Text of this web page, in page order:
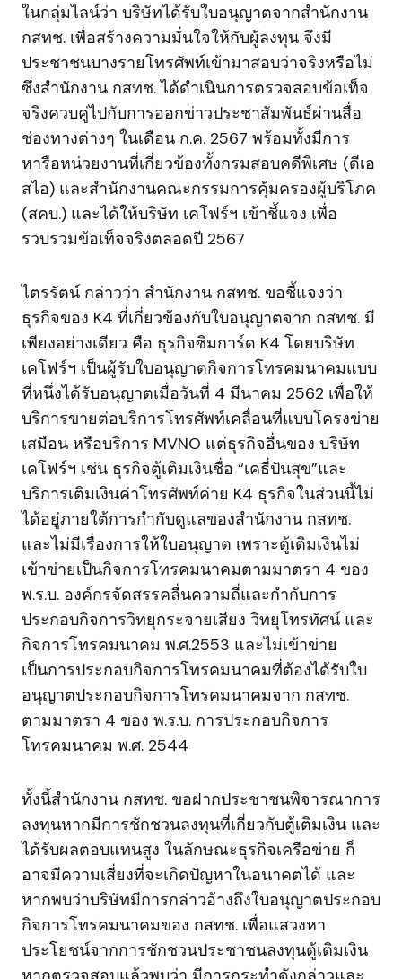
ในกลุ่มไลน์ว่า บริษัทได้รับใบอนุญาตจากสำนักงาน
กสทช. เพื่อสร้างความมั่นใจให้กับผู้ลงทุน จึงมี
ประชาชนบางรายโทรศัพท์เข้ามาสอบว่าจริงหรือไม่
ซึ่งสำนักงาน กสทช. ได้ดำเนินการตรวจสอบข้อเท็จ
จริงควบคู่ไปกับการออกข่าวประชาสัมพันธ์ผ่านสื่อ
ช่องทางต่างๆ ในเดือน ก.ค. 2567 พร้อมทั้งมีการ
หารือหน่วยงานที่เกี่ยวข้องทั้งกรมสอบคดีพิเศษ (ดีเอ
สไอ) และสำนักงานคณะกรรมการคุ้มครองผู้บริโภค
(สคบ.) และได้ให้บริษัท เคโฟร์ฯ เข้าชี้แจง เพื่อ
รวบรวมข้อเท็จจริงตลอดปี 2567
ไตรรัตน์ กล่าวว่า สำนักงาน กสทช. ขอชี้แจงว่า
ธุรกิจของ K4 ที่เกี่ยวข้องกับใบอนุญาตจาก กสทช. มี
เพียงอย่างเดียว คือ ธุรกิจซิมการ์ด K4 โดยบริษัท
เคโฟร์ฯ เป็นผู้รับใบอนุญาตกิจการโทรคมนาคมแบบ
ที่หนึ่งได้รับอนุญาตเมื่อวันที่ 4 มีนาคม 2562 เพื่อให้
บริการขายต่อบริการโทรศัพท์เคลื่อนที่แบบโครงข่าย
เสมือน หรือบริการ MVNO แต่ธุรกิจอื่นของ บริษัท
เคโฟร์ฯ เช่น ธุรกิจตู้เติมเงินชื่อ “เคธี่ปันสุข”และ
บริการเติมเงินค่าโทรศัพท์ค่าย K4 ธุรกิจในส่วนนี้ไม่
ได้อยู่ภายใต้การกำกับดูแลของสำนักงาน กสทช.
และไม่มีเรื่องการให้ใบอนุญาต เพราะตู้เติมเงินไม่
เข้าข่ายเป็นกิจการโทรคมนาคมตามมาตรา 4 ของ
พ.ร.บ. องค์กรจัดสรรคลื่นความถี่และกำกับการ
ประกอบกิจการวิทยุกระจายเสียง วิทยุโทรทัศน์ และ
กิจการโทรคมนาคม พ.ศ.2553 และไม่เข้าข่าย
เป็นการประกอบกิจการโทรคมนาคมที่ต้องได้รับใบ
อนุญาตประกอบกิจการโทรคมนาคมจาก กสทช.
ตามมาตรา 4 ของ พ.ร.บ. การประกอบกิจการ
โทรคมนาคม พ.ศ. 2544
ทั้งนี้สำนักงาน กสทช. ขอฝากประชาชนพิจารณาการ
ลงทุนหากมีการชักชวนลงทุนที่เกี่ยวกับตู้เติมเงิน และ
ได้รับผลตอบแทนสูง ในลักษณะธุรกิจเครือข่าย ก็
อาจมีความเสี่ยงที่จะเกิดปัญหาในอนาคตได้ และ
หากพบว่าบริษัทมีการกล่าวอ้างถึงใบอนุญาตประกอบ
กิจการโทรคมนาคมของ กสทช. เพื่อแสวงหา
ประโยชน์จากการชักชวนประชาชนลงทุนตู้เติมเงิน